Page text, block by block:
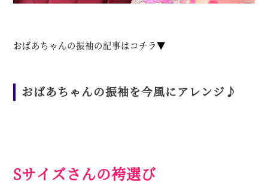
おばあちゃんの振袖の記事はコチラ▼
おばあちゃんの振袖を今風にアレンジ♪
Sサイズさんの袴選び